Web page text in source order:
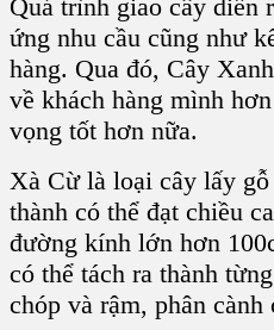
Quá trình giao cây diễn
ứng nhu cầu cũng như
hàng. Qua đó, Cây
về khách hàng mình
vọng tốt hơn nữa.
Xà Cừlà loại cây lấy gỗ
thành có thể đạt chiều
đường kính lớn hơn
có thể tách ra thành
chóp và rậm, phân cành